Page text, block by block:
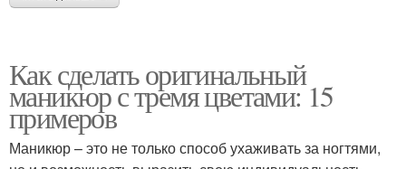
Как сделать оригинальный
маникюр с тремя цветами: 15
примеров
Маникюр – это не только способ ухаживать за ногтями,